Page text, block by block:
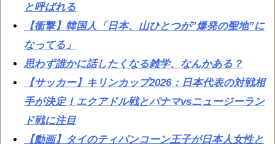
と呼ばれる
【衝撃】韓国人「日本、山ひとつが”爆発の聖地”に
なってる」
思わず誰かに話したくなる雑学、なんかある？
【サッカー】キリンカップ2026：日本代表の対戦相
手が決定！エクアドル戦とパナマvsニュージーラン
ド戦に注目
【動画】タイのティパンコーン王子が日本人女性と